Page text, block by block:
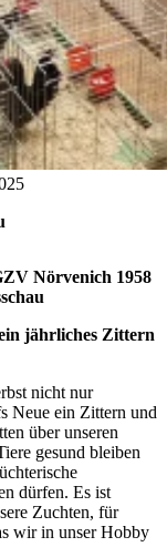
Nörvenich 1958
jährliches Zittern
nicht nur
Neue ein Zittern und
über unseren
gesund bleiben
dürfen. Es ist
Zuchten, für
wir in unser Hobby